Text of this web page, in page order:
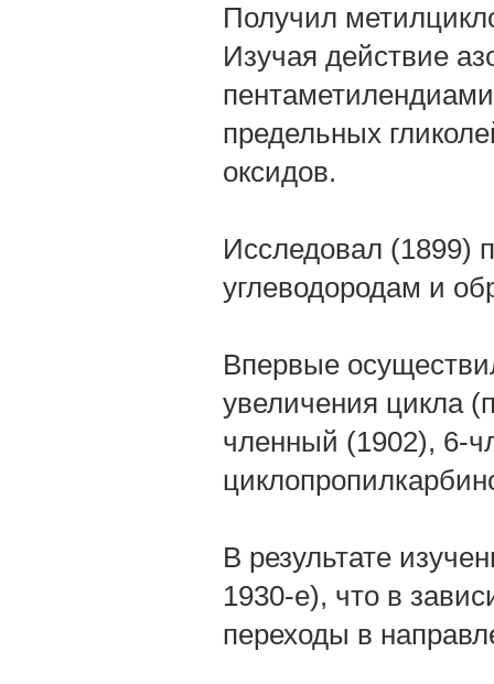
Получил
Изучая действие
предельных
оксидов.
Исследовал (1899)
углеводородам и
Впервые
увеличения цикла
членный (1902), 6-
В результате
1930-е), что в
переходы в